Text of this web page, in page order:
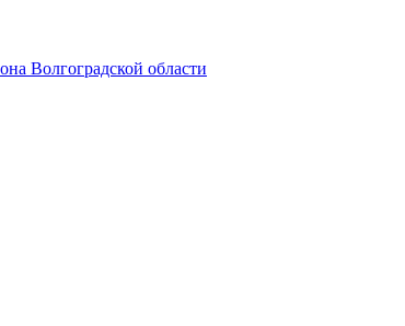
Волгоградской области